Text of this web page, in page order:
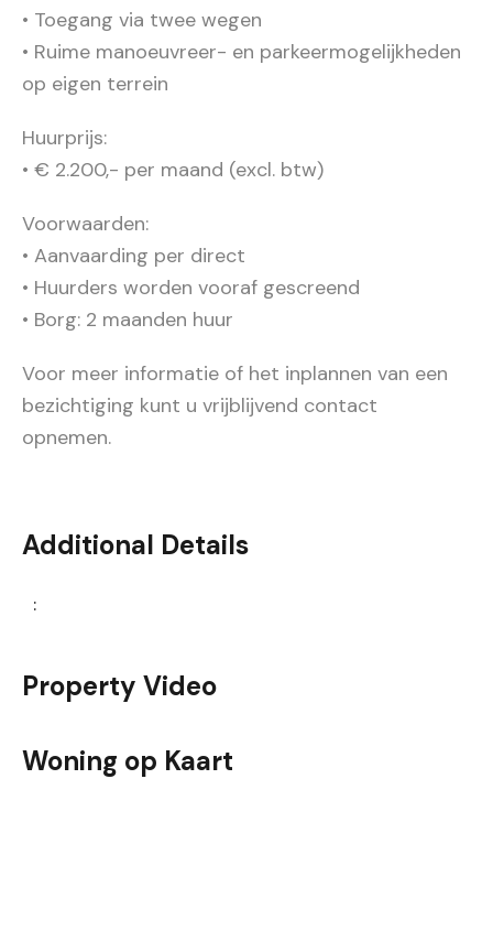
• Toegang via twee wegen
• Ruime manoeuvreer- en parkeermogelijkheden
op eigen terrein
Huurprijs:
• € 2.200,- per maand (excl. btw)
Voorwaarden:
• Aanvaarding per direct
• Huurders worden vooraf gescreend
• Borg: 2 maanden huur
Voor meer informatie of het inplannen van een
bezichtiging kunt u vrijblijvend contact
opnemen.
Additional Details
:
Property Video
Woning op Kaart